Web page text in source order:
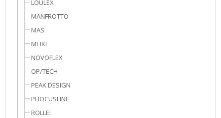
LOULEX
MANFROTTO
MAS
MEIKE
NOVOFLEX
OP/TECH
PEAK DESIGN
PHOCUSLINE
ROLLEI